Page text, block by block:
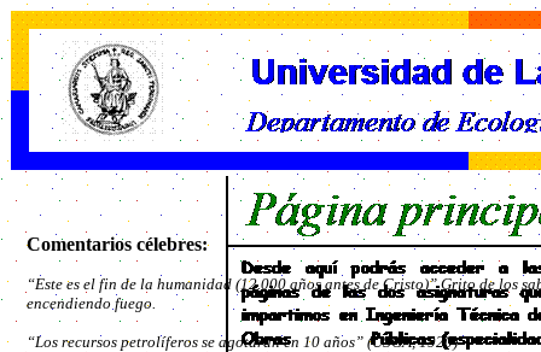
Comentarios célebres:
“Este es el fin de la humanidad (12.000 años antes de Cristo)” Grito de los
encendiendo fuego.
“Los recursos petrolíferos se agotarán en 10 años” (USGA, 1920)